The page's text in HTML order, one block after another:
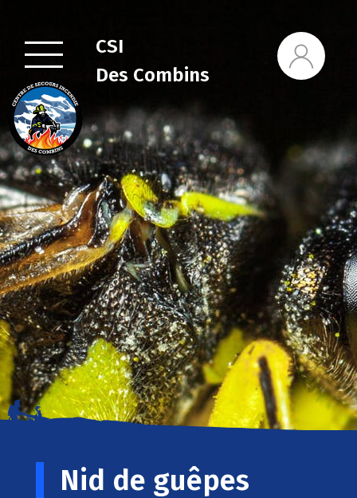
CSI
Des Combins
Nid de guêpes